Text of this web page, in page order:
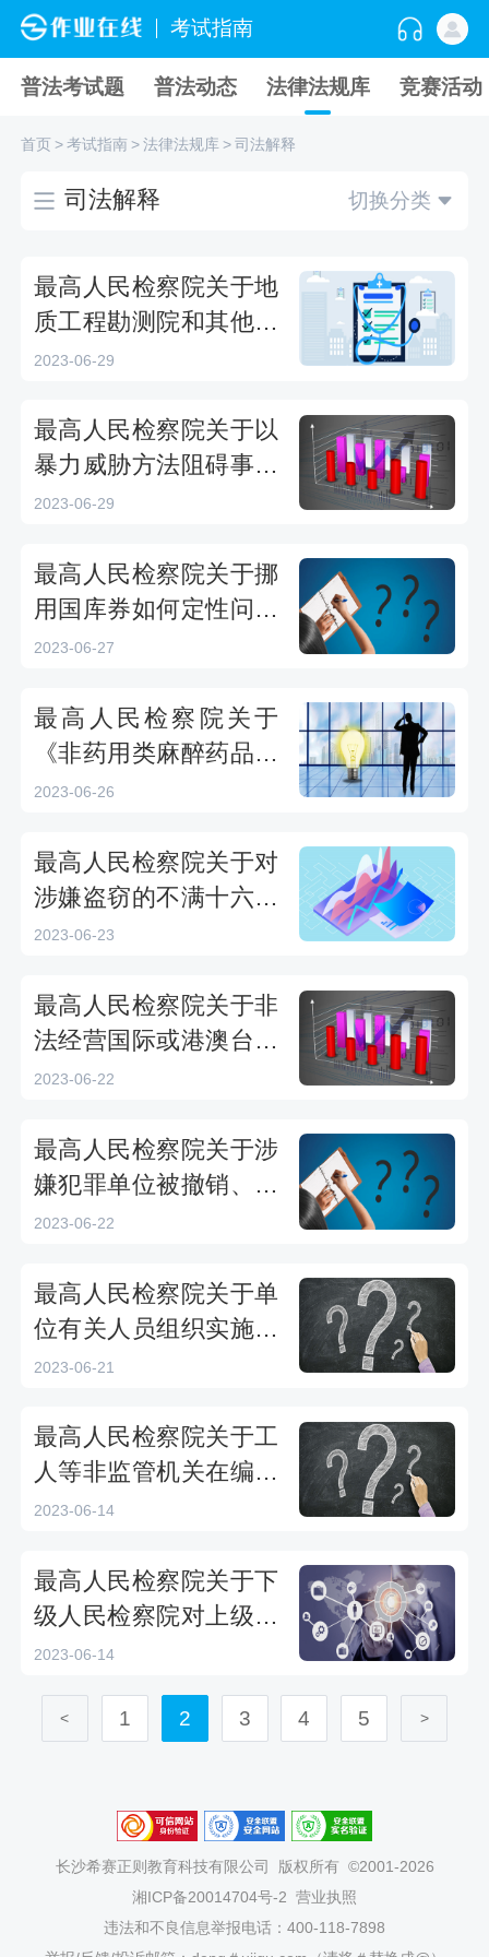
考试指南
普法考试题 普法动态 法律法规库 竞赛活动
首页>考试指南>法律法规库>司法解释
司法解释 切换分类
最高人民检察院关于地
质工程勘测院和其他履
行勘测职责的单位及其
第二百二十九条规定的
有关犯罪主体的批复全
文下载
2023-06-29
最高人民检察院关于以
暴力威胁方法阻碍事业
编制人员依法执行行政
人以妨害公务罪论处的
批复全文下载
2023-06-29
最高人民检察院关于挪
用国库券如何定性问题
的批复全文下载
2023-06-27
最高人民检察院关于
《非药用类麻醉药品和
精神药品管制品种增补
品依据的批复全文下载
2023-06-26
最高人民检察院关于对
涉嫌盗窃的不满十六周
岁未成年人采取刑事拘
题的批复全文下载
2023-06-23
最高人民检察院关于非
法经营国际或港澳台地
区电信业务行为法律适
2023-06-22
最高人民检察院关于涉
嫌犯罪单位被撤销、注
销、吊销营业执照或者
追诉问题的批复全文下
载
2023-06-22
最高人民检察院关于单
位有关人员组织实施盗
窃行为如何适用法律问
2023-06-21
最高人民检察院关于工
人等非监管机关在编监
管人员私放在押人员行
脱逃行为适用法律问题
的解释全文下载
2023-06-14
最高人民检察院关于下
级人民检察院对上级人
民检察院不批准不起诉
批复全文下载
2023-06-14
< 1 2 3 4 5 >
长沙希赛正则教育科技有限公司
版权所有 ©2001-2026
湘ICP备20014704号-2 营业执照
违法和不良信息举报电话：400-118-7898